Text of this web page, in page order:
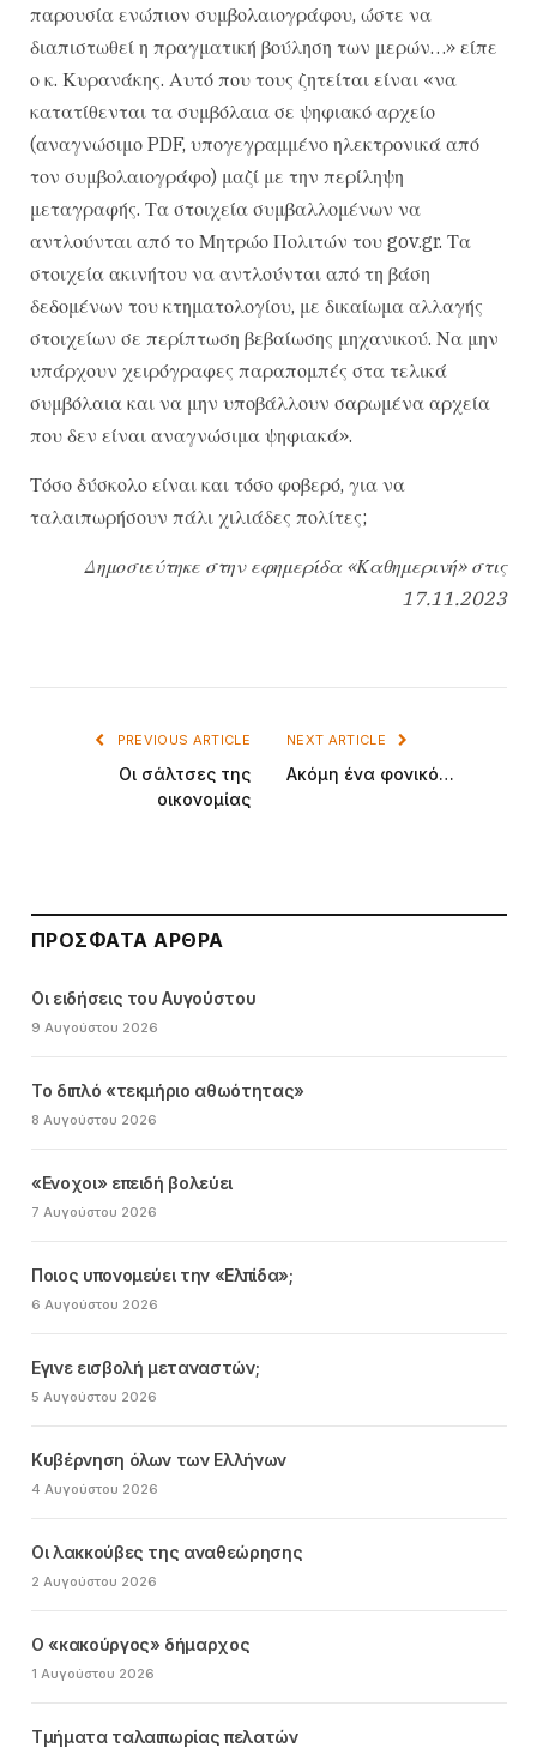
παρουσία ενώπιον συμβολαιογράφου, ώστε να
διαπιστωθεί η πραγματική βούληση των μερών…» είπε
ο κ. Κυρανάκης. Αυτό που τους ζητείται είναι «να
κατατίθενται τα συμβόλαια σε ψηφιακό αρχείο
(αναγνώσιμο PDF, υπογεγραμμένο ηλεκτρονικά από
τον συμβολαιογράφο) μαζί με την περίληψη
μεταγραφής. Τα στοιχεία συμβαλλομένων να
αντλούνται από το Μητρώο Πολιτών του gov.gr. Τα
στοιχεία ακινήτου να αντλούνται από τη βάση
δεδομένων του κτηματολογίου, με δικαίωμα αλλαγής
στοιχείων σε περίπτωση βεβαίωσης μηχανικού. Να μην
υπάρχουν χειρόγραφες παραπομπές στα τελικά
συμβόλαια και να μην υποβάλλουν σαρωμένα αρχεία
που δεν είναι αναγνώσιμα ψηφιακά».
Τόσο δύσκολο είναι και τόσο φοβερό, για να
ταλαιπωρήσουν πάλι χιλιάδες πολίτες;
Δημοσιεύτηκε στην εφημερίδα «Καθημερινή» στις
17.11.2023
PREVIOUS ARTICLE
Οι σάλτσες της
οικονομίας
NEXT ARTICLE
Ακόμη ένα φονικό…
ΠΡΌΣΦΑΤΑ ΆΡΘΡΑ
Οι ειδήσεις του Αυγούστου
9 Αυγούστου 2026
Το διπλό «τεκμήριο αθωότητας»
8 Αυγούστου 2026
«Ενοχοι» επειδή βολεύει
7 Αυγούστου 2026
Ποιος υπονομεύει την «Ελπίδα»;
6 Αυγούστου 2026
Εγινε εισβολή μεταναστών;
5 Αυγούστου 2026
Κυβέρνηση όλων των Ελλήνων
4 Αυγούστου 2026
Οι λακκούβες της αναθεώρησης
2 Αυγούστου 2026
Ο «κακούργος» δήμαρχος
1 Αυγούστου 2026
Τμήματα ταλαιπωρίας πελατών